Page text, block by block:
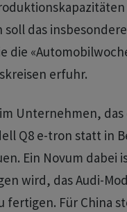
soll das
die
erfuhr.
im Unternehmen,
Q8 e-tron statt in
Ein Novum dabei
wird, das Audi-
fertigen. Für China